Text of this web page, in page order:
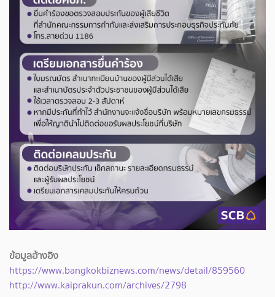
ข้อมูลอ้างอิง
https://www.bangkokbiznews.com/news/detail/859560
http://www.kaiprakun.com/archives/2798